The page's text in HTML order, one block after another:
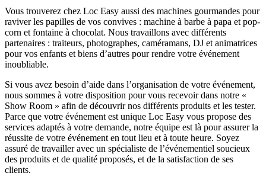
Vous trouverez chez Loc Easy aussi des machines gourmandes pour
raviver les papilles de vos convives : machine à barbe à papa et pop-
corn et fontaine à chocolat. Nous travaillons avec différents
partenaires : traiteurs, photographes, caméramans, DJ et animatrices
pour vos enfants et biens d’autres pour rendre votre événement
inoubliable.
Si vous avez besoin d’aide dans l’organisation de votre événement,
nous sommes à votre disposition pour vous recevoir dans notre «
Show Room » afin de découvrir nos différents produits et les tester.
Parce que votre événement est unique Loc Easy vous propose des
services adaptés à votre demande, notre équipe est là pour assurer la
réussite de votre événement en tout lieu et à toute heure. Soyez
assuré de travailler avec un spécialiste de l’événementiel soucieux
des produits et de qualité proposés, et de la satisfaction de ses
clients.